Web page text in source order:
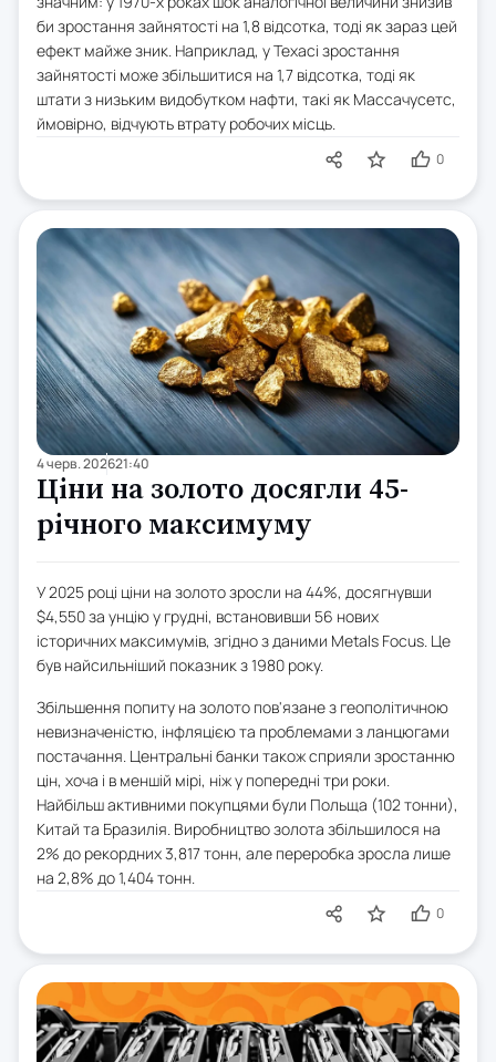
би зростання зайнятості на 1,8 відсотка, тоді як зараз цей
ефект майже зник. Наприклад, у Техасі зростання
зайнятості може збільшитися на 1,7 відсотка, тоді як
штати з низьким видобутком нафти, такі як Массачусетс,
ймовірно, відчують втрату робочих місць.
0
4 черв. 202621:40
Ціни на золото досягли 45-
річного максимуму
У 2025 році ціни на золото зросли на 44%, досягнувши
$4,550 за унцію у грудні, встановивши 56 нових
історичних максимумів, згідно з даними Metals Focus. Це
був найсильніший показник з 1980 року.
Збільшення попиту на золото пов'язане з геополітичною
невизначеністю, інфляцією та проблемами з ланцюгами
постачання. Центральні банки також сприяли зростанню
цін, хоча і в меншій мірі, ніж у попередні три роки.
Найбільш активними покупцями були Польща (102 тонни),
Китай та Бразилія. Виробництво золота збільшилося на
2% до рекордних 3,817 тонн, але переробка зросла лише
на 2,8% до 1,404 тонн.
0